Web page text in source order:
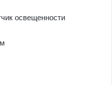
освещенности